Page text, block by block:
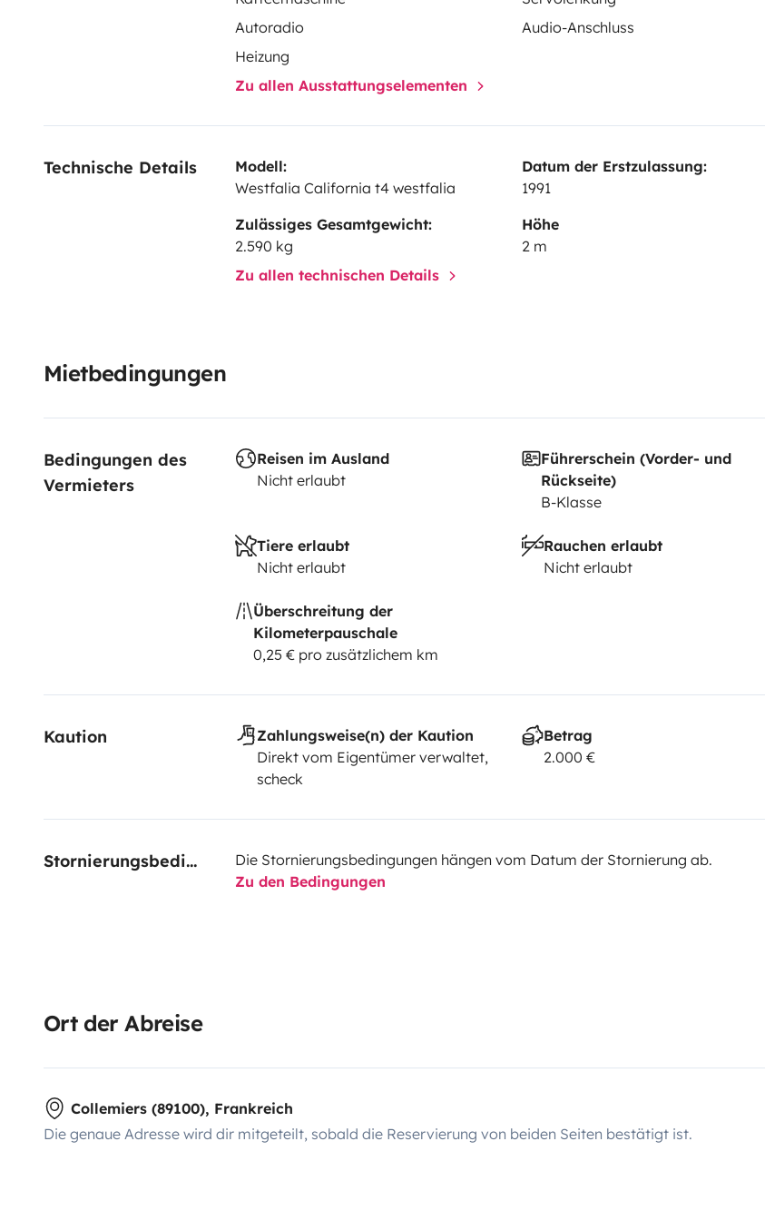
nous contacter si vous avez des questions !
Autoradio
Audio-Anschluss
Heizung
Zu allen Ausstattungselementen
Technische Details
Modell:
Westfalia California t4 westfalia
Datum der Erstzulassung:
1991
Zulässiges Gesamtgewicht:
2.590 kg
Höhe
2 m
Zu allen technischen Details
Mietbedingungen
Bedingungen des
Vermieters
Reisen im Ausland
Nicht erlaubt
Führerschein (Vorder- und
Rückseite)
B-Klasse
Tiere erlaubt
Nicht erlaubt
Rauchen erlaubt
Nicht erlaubt
Überschreitung der
Kilometerpauschale
0,25 € pro zusätzlichem km
Kaution
Zahlungsweise(n) der Kaution
Direkt vom Eigentümer verwaltet,
scheck
Betrag
2.000 €
Stornierungsbedingungen
Die Stornierungsbedingungen hängen vom Datum der Stornierung ab.
Zu den Bedingungen
Ort der Abreise
Collemiers (89100), Frankreich
Die genaue Adresse wird dir mitgeteilt, sobald die Reservierung von beiden Seiten bestätigt ist.